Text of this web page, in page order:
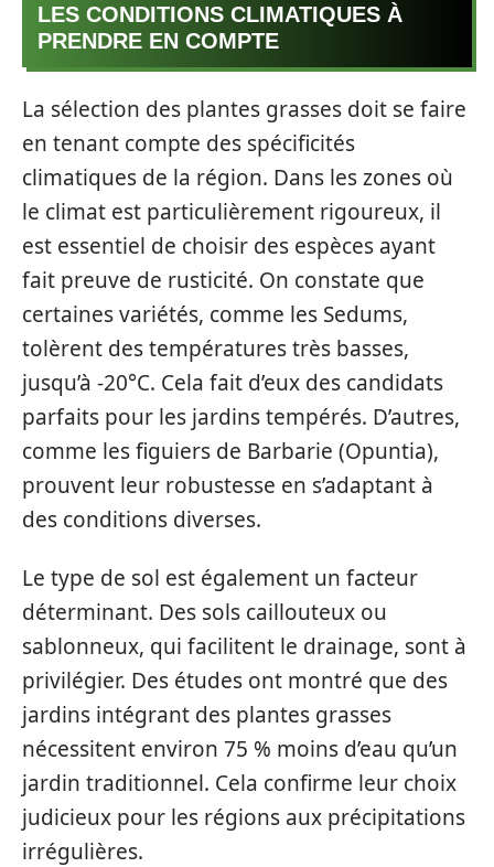
LES CONDITIONS CLIMATIQUES À
PRENDRE EN COMPTE
La sélection des plantes grasses doit se faire
en tenant compte des spécificités
climatiques de la région. Dans les zones où
le climat est particulièrement rigoureux, il
est essentiel de choisir des espèces ayant
fait preuve de rusticité. On constate que
certaines variétés, comme les Sedums,
tolèrent des températures très basses,
jusqu’à -20°C. Cela fait d’eux des candidats
parfaits pour les jardins tempérés. D’autres,
comme les figuiers de Barbarie (Opuntia),
prouvent leur robustesse en s’adaptant à
des conditions diverses.
Le type de sol est également un facteur
déterminant. Des sols caillouteux ou
sablonneux, qui facilitent le drainage, sont à
privilégier. Des études ont montré que des
jardins intégrant des plantes grasses
nécessitent environ 75 % moins d’eau qu’un
jardin traditionnel. Cela confirme leur choix
judicieux pour les régions aux précipitations
irrégulières.